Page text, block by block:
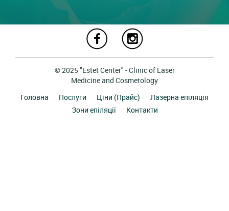
© 2025 "Estet Center" - Clinic of Laser
Medicine and Cosmetology
Головна
Послуги Ціни (Прайс)
Лазерна епіляція
Зони епіляції
Контакти